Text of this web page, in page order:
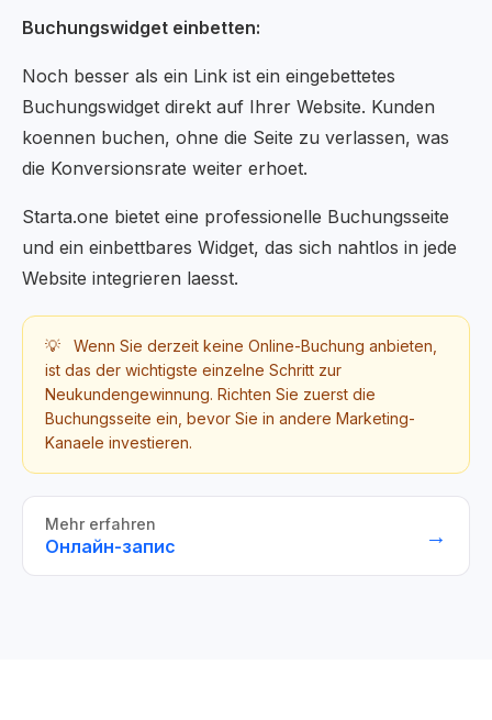
Buchungswidget einbetten:
Noch besser als ein Link ist ein eingebettetes
Buchungswidget direkt auf Ihrer Website. Kunden
koennen buchen, ohne die Seite zu verlassen, was
die Konversionsrate weiter erhoet.
Starta.one bietet eine professionelle Buchungsseite
und ein einbettbares Widget, das sich nahtlos in jede
Website integrieren laesst.
💡
Wenn Sie derzeit keine Online-Buchung anbieten,
ist das der wichtigste einzelne Schritt zur
Neukundengewinnung. Richten Sie zuerst die
Buchungsseite ein, bevor Sie in andere Marketing-
Kanaele investieren.
Mehr erfahren
Онлайн-запис →